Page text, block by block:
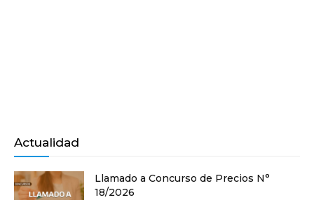
Actualidad
Llamado a Concurso de Precios N°
18/2026